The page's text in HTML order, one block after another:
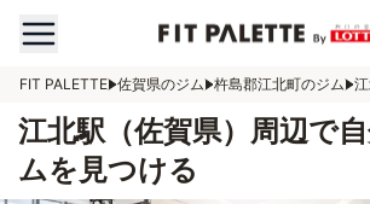
FIT PALETTE 佐賀県のジム 杵島郡江北町のジム
江北駅（佐賀県）周辺で
ムを見つける